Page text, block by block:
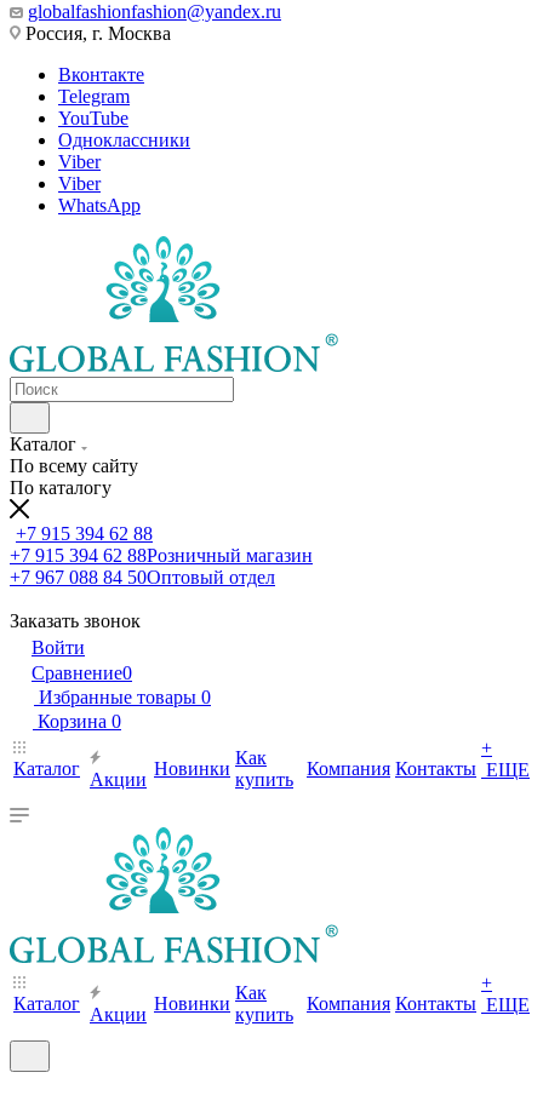
globalfashionfashion@yandex.ru
Россия, г. Москва
Вконтакте
Telegram
YouTube
Одноклассники
Viber
Viber
WhatsApp
Каталог
По всему сайту
По каталогу
+7 915 394 62 88
+7 915 394 62 88Розничный магазин
+7 967 088 84 50Оптовый отдел
Заказать звонок
Войти
Сравнение0
Избранные товары 0
Корзина 0
Каталог
Акции
Новинки
Как
купить
Компания Контакты
+
ЕЩЕ
Каталог
Акции
Новинки
Как
купить
Компания Контакты
+
ЕЩЕ